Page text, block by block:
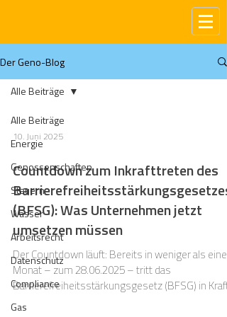
Der Geno-Blog
Alle Beiträge
Energie
Genossenschaften
Steuern
Wasser
Arbeitsrecht
Datenschutz
Compliance
Gas
Alle Beiträge
10. Juni 2025
Countdown zum Inkrafttreten des
Barrierefreiheitsstärkungsgesetzes
(BFSG): Was Unternehmen jetzt
umsetzen müssen
Der Countdown läuft: Bereits in weniger als
Monat – zum 28.06.2025 – tritt das
Barrierefreiheitsstärkungsgesetz (BFSG) in Kraft.